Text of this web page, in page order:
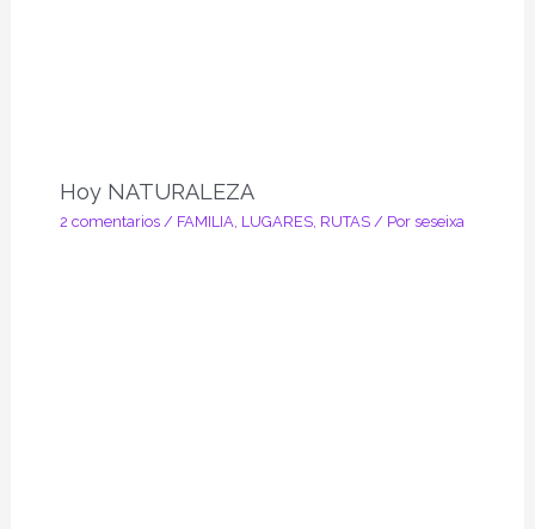
Hoy NATURALEZA
2 comentarios / FAMILIA LUGARES, RUTAS/ Por seseixa